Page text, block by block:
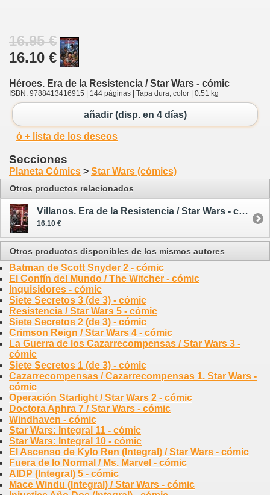
16.95 €
16.10 €
Héroes. Era de la Resistencia / Star Wars - cómic
ISBN: 9788413416915 | 144 páginas | Tapa dura, color | 0.51 kg
añadir (disp. en 4 días)
ó + lista de los deseos
Secciones
Planeta Cómics > Star Wars (cómics)
Otros productos relacionados
Villanos. Era de la Resistencia / Star Wars - cómic
16.10 €
Otros productos disponibles de los mismos autores
Batman de Scott Snyder 2 - cómic
El Confín del Mundo / The Witcher - cómic
Inquisidores - cómic
Siete Secretos 3 (de 3) - cómic
Resistencia / Star Wars 5 - cómic
Siete Secretos 2 (de 3) - cómic
Crimson Reign / Star Wars 4 - cómic
La Guerra de los Cazarrecompensas / Star Wars 3 -
cómic
Siete Secretos 1 (de 3) - cómic
Cazarrecompensas / Cazarrecompensas 1. Star Wars -
cómic
Operación Starlight / Star Wars 2 - cómic
Doctora Aphra 7 / Star Wars - cómic
Windhaven - cómic
Star Wars: Integral 11 - cómic
Star Wars: Integral 10 - cómic
El Ascenso de Kylo Ren (Integral) / Star Wars - cómic
Fuera de lo Normal / Ms. Marvel - cómic
AIDP (Integral) 5 - cómic
Mace Windu (Integral) / Star Wars - cómic